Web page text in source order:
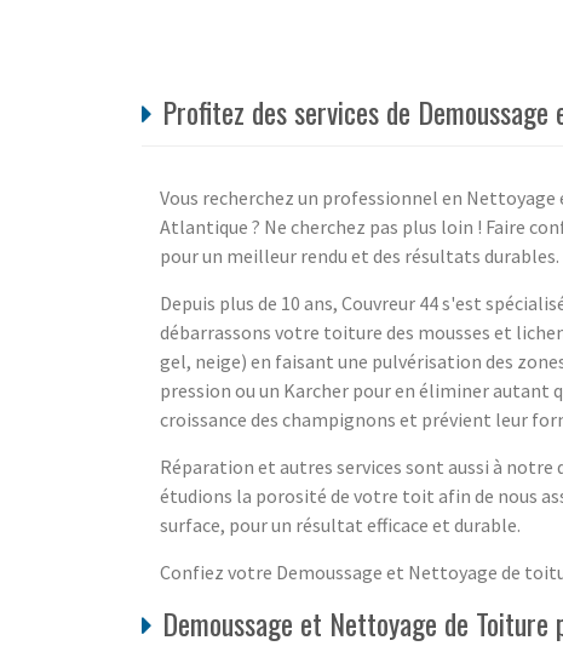
Profitez des services de
Vous recherchez un professionnel en
Atlantique ? Ne cherchez pas plus loin ! Faire
pour un meilleur rendu et des résultats durables.
Depuis plus de 10 ans, Couvreur 44 s'est
débarrassons votre toiture des mousses et
gel, neige) en faisant une pulvérisation des
pression ou un Karcher pour en éliminer
croissance des champignons et prévient leur
Réparation et autres services sont aussi à
étudions la porosité de votre toit afin de nous
surface, pour un résultat efficace et durable.
Confiez votre Demoussage et Nettoyage de
Demoussage et Nettoyage de Toiture